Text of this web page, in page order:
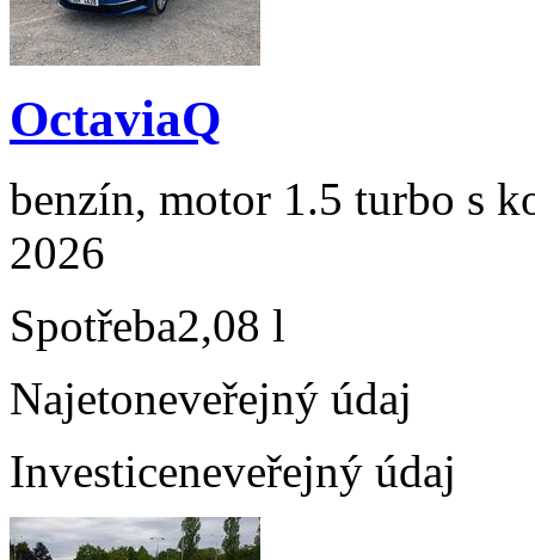
OctaviaQ
benzín, motor 1.5 turbo s
2026
Spotřeba2,08 l
Najetoneveřejný údaj
Investiceneveřejný údaj